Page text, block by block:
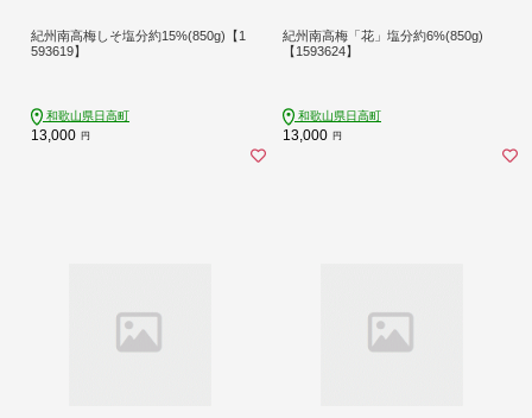
紀州南高梅しそ塩分約15%(850g)【1
593619】
和歌山県日高町
13,000 円
紀州南高梅「花」塩分約6%(850g)
【1593624】
和歌山県日高町
13,000 円